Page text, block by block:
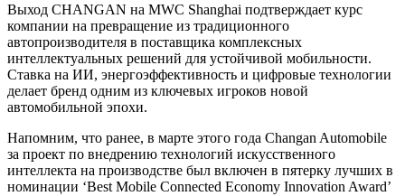
Выход CHANGAN на MWC Shanghai подтверждает курс
компании на превращение из традиционного
автопроизводителя в поставщика комплексных
интеллектуальных решений для устойчивой мобильности.
Ставка на ИИ, энергоэффективность и цифровые технологии
делает бренд одним из ключевых игроков новой
автомобильной эпохи.
Напомним, что ранее, в марте этого года Changan Automobile
за проект по внедрению технологий искусственного
интеллекта на производстве был включен в пятерку лучших в
номинации ‘Best Mobile Connected Economy Innovation Award’